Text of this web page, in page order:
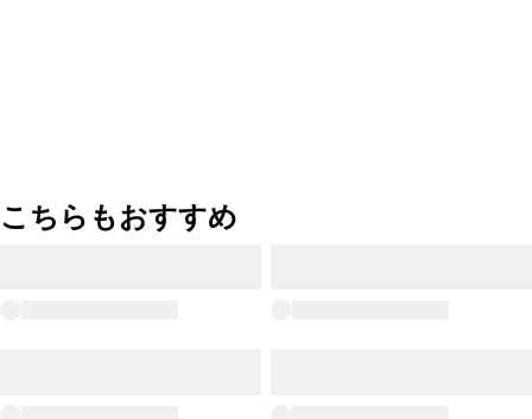
こちらもおすすめ